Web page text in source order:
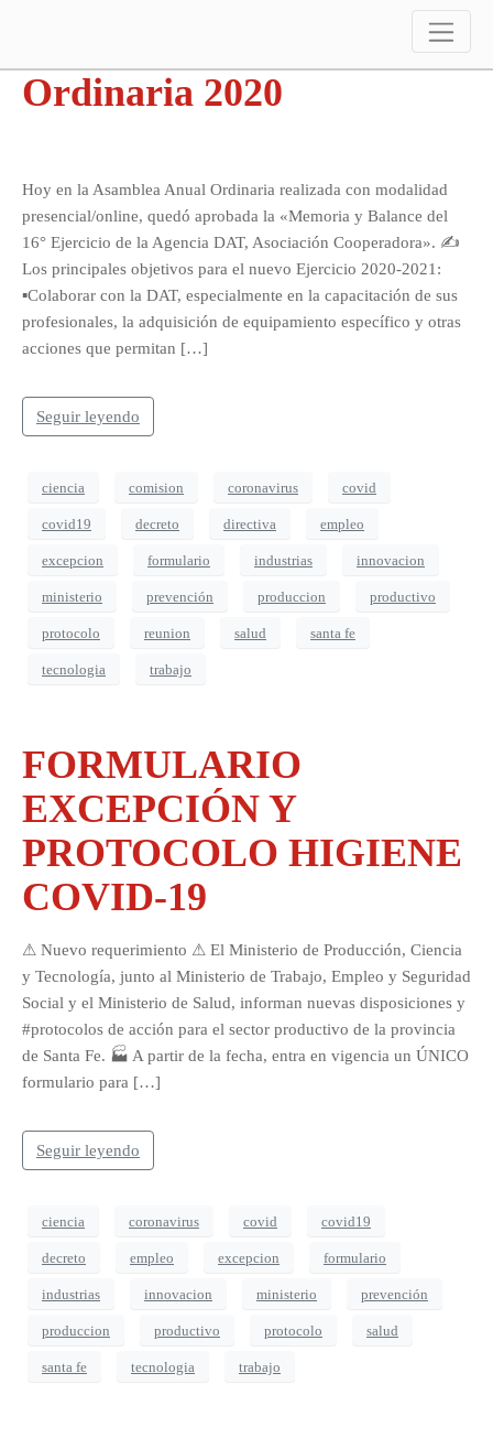
Ordinaria 2020
Hoy en la Asamblea Anual Ordinaria realizada con modalidad
presencial/online, quedó aprobada la «Memoria y Balance del
16° Ejercicio de la Agencia DAT, Asociación Cooperadora». ✍️
Los principales objetivos para el nuevo Ejercicio 2020-2021:
▪Colaborar con la DAT, especialmente en la capacitación de sus
profesionales, la adquisición de equipamiento específico y otras
acciones que permitan […]
Seguir leyendo
ciencia comision coronavirus covid
covid19 decreto directiva empleo
excepcion formulario industrias innovacion
ministerio prevención produccion productivo
protocolo reunion salud santa fe
tecnologia trabajo
FORMULARIO
EXCEPCIÓN Y
PROTOCOLO HIGIENE
COVID-19
⚠ Nuevo requerimiento ⚠ El Ministerio de Producción, Ciencia
y Tecnología, junto al Ministerio de Trabajo, Empleo y Seguridad
Social y el Ministerio de Salud, informan nuevas disposiciones y
#protocolos de acción para el sector productivo de la provincia
de Santa Fe. 🏭 A partir de la fecha, entra en vigencia un ÚNICO
formulario para […]
Seguir leyendo
ciencia coronavirus covid covid19
decreto empleo excepcion formulario
industrias innovacion ministerio prevención
produccion productivo protocolo salud
santa fe tecnologia trabajo